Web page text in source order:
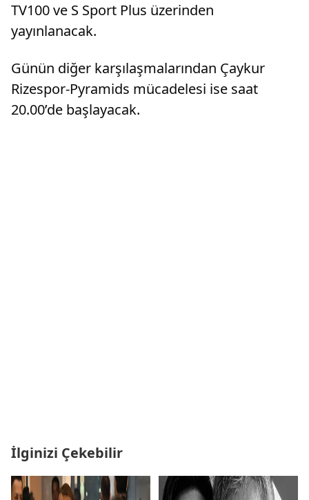
TV100 ve S Sport Plus üzerinden
yayınlanacak.
Günün diğer karşılaşmalarından Çaykur
Rizespor-Pyramids mücadelesi ise saat
20.00’de başlayacak.
İlginizi Çekebilir